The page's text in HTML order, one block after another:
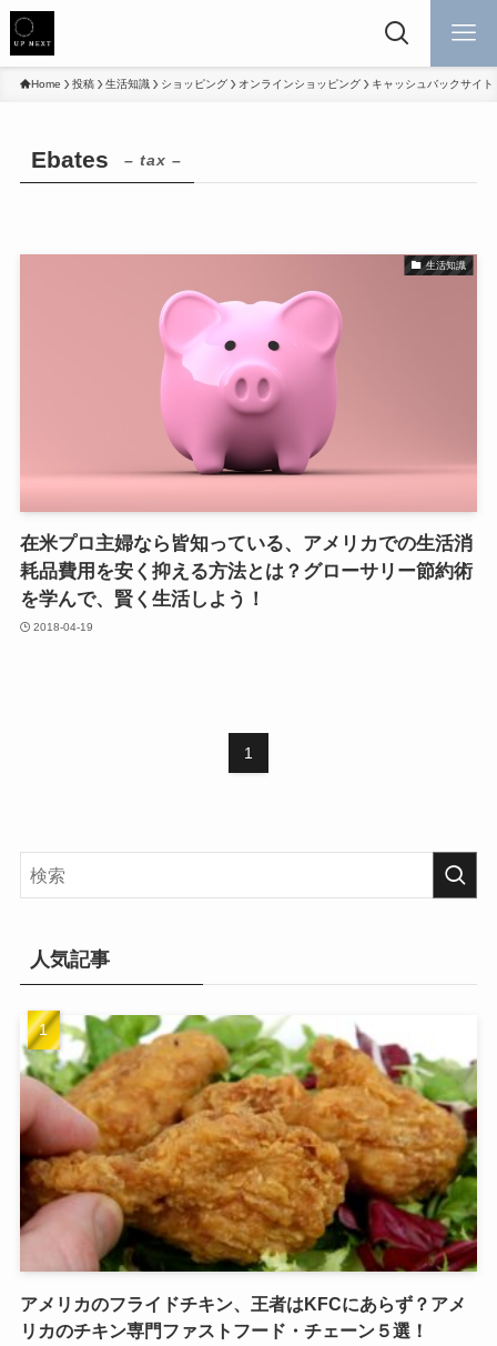
Home 投稿 生活知識 ショッピング オンラインショッピング キャッシュバックサイト
Ebates – tax –
生活知識
在米プロ主婦なら皆知っている、アメリカでの生活消
耗品費用を安く抑える方法とは？グローサリー節約術
を学んで、賢く生活しよう！
2018-04-19
1
人気記事
アメリカのフライドチキン、王者はKFCにあらず？アメ
リカのチキン専門ファストフード・チェーン５選！